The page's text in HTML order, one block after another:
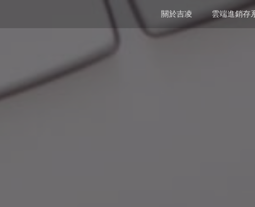
關於吉凌 雲端進銷存